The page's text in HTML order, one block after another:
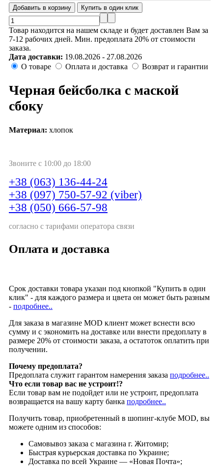
Товар находится на нашем складе и будет доставлен Вам за
7-12 рабочих дней. Мин. предоплата 20% от стоимости
заказа.
Дата доставки: 19.08.2026 - 27.08.2026
О товаре
Оплата и доставка Возврат и гарантии
Черная бейсболка с маской
сбоку
Материал: хлопок
Звоните с 10:00 до 18:00
+38 (063) 136-44-24
+38 (097) 750-57-92 (viber)
+38 (050) 666-57-98
согласно с тарифами оператора связи
Оплата и доставка
Срок доставки товара указан под кнопкой "Купить в один
клик" - для каждого размера и цвета он может быть разным
- подробнее..
Для заказа в магазине MOD клиент может вснести всю
сумму и с экономить на доставке или внести предоплату в
размере 20% от стоимости заказа, а остатоток оплатить при
получении.
Почему предоплата?
Предоплата служит гарантом намерения заказа подробнее..
Что если товар вас не устроит!?
Если товар вам не подойдет или не устроит, предоплата
возвращается на вашу карту банка подробнее..
Получить товар, приобретенный в шопинг-клубе MOD, вы
можете одним из способов:
Cамовывоз заказа с магазина г. Житомир;
Быстрая курьерская доставка по Украине;
Доставка по всей Украине — «Новая Почта»;